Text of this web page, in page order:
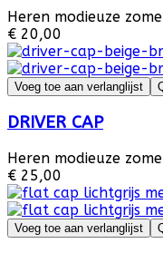
Heren modieuze
€ 20,00
Voeg toe aan verlanglijst
DRIVER CAP
Heren modieuze
€ 25,00
Voeg toe aan verlanglijst